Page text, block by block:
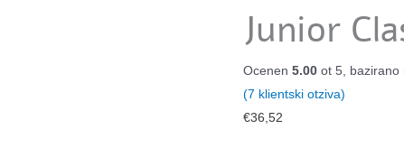
Junior
Ocenen 5.00ot 5, bazirano
(7 klientski otziva)
€36,52